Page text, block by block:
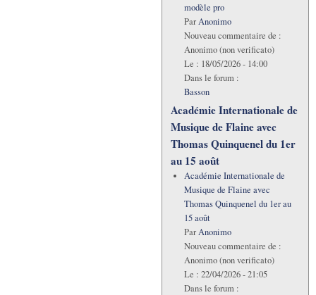
modèle pro
ParAnonimo
Nouveau commentaire de :
Anonimo (non verificato)
Le : 18/05/2026 - 14:00
Dans le forum :
Basson
Académie Internationale de
Musique de Flaine avec
Thomas Quinquenel du 1er
au 15 août
Académie Internationale de
Musique de Flaine avec
Thomas Quinquenel du 1er au
15 août
ParAnonimo
Nouveau commentaire de :
Anonimo (non verificato)
Le : 22/04/2026 - 21:05
Dans le forum :